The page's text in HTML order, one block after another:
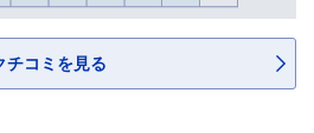
チコミを見る